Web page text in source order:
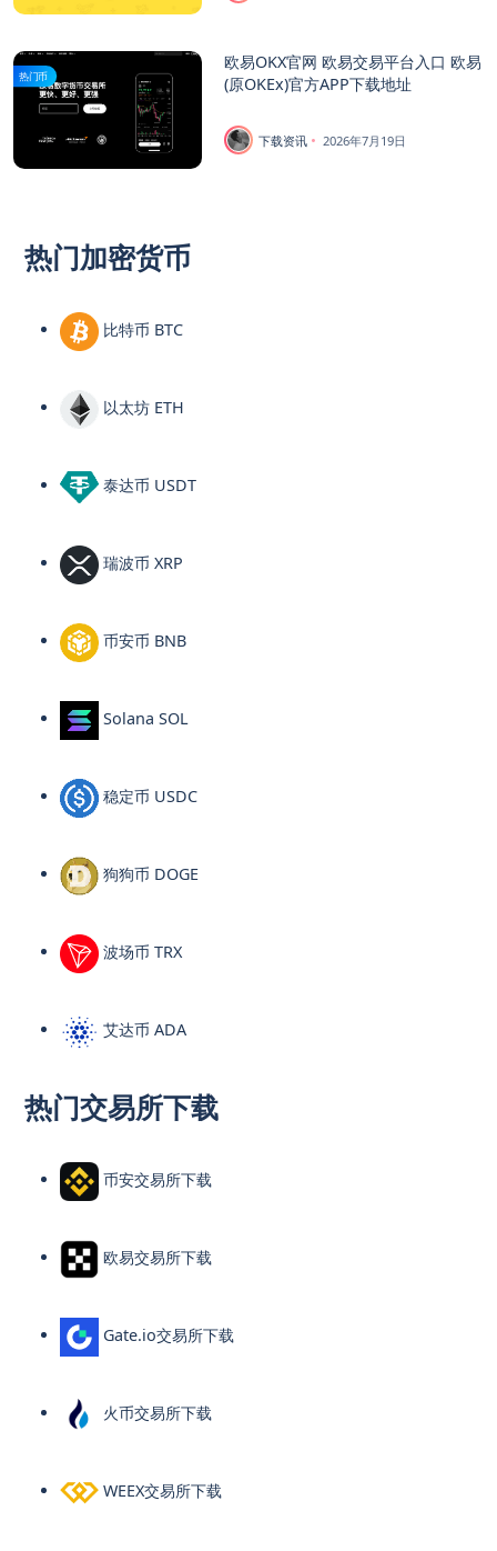
热门币
欧易OKX官网 欧易交易平台入口 欧易
(原OKEx)官方APP下载地址
下载资讯 2026年7月19日
热门加密货币
比特币 BTC
以太坊 ETH
泰达币 USDT
瑞波币 XRP
币安币 BNB
Solana SOL
稳定币 USDC
狗狗币 DOGE
波场币 TRX
艾达币 ADA
热门交易所下载
币安交易所下载
欧易交易所下载
Gate.io交易所下载
火币交易所下载
WEEX交易所下载